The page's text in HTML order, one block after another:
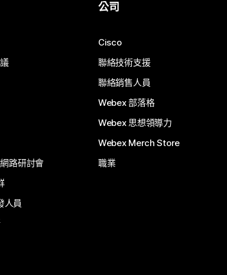
路研討會
人員
公司
Cisco
聯絡技術支援
聯絡銷售人員
Webex 部落格
Webex 思想領導力
Webex Merch Store
職業